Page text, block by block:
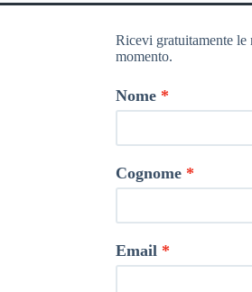
Ricevi gratuitamente le
momento.
Nome
Cognome
Email